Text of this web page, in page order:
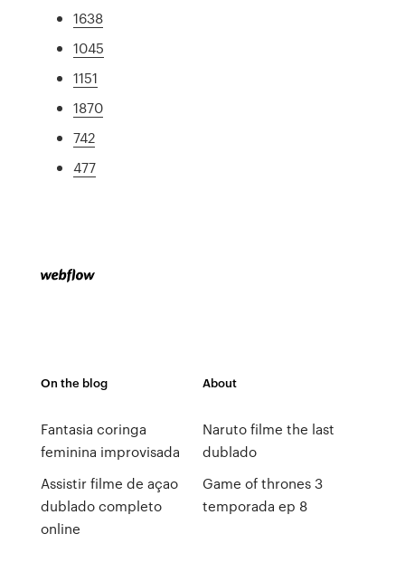
1638
1045
1151
1870
742
477
On the blog
Fantasia coringa
feminina improvisada
Assistir filme de açao
dublado completo
online
About
Naruto filme the last
dublado
Game of thrones 3
temporada ep 8